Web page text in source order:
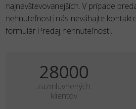
najnavštevovanejších. V prípade
nehnuteľnosti nás neváhajte
formulár Predaj nehnuteľnosti.
35000
zazmluvnených
klientov